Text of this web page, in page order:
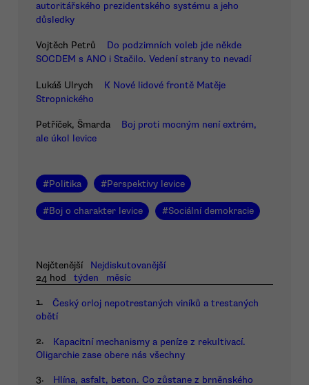
autoritářského prezidentského systému a jeho
důsledky
Vojtěch Petrů
Do podzimních voleb jde někde
SOCDEM s ANO i Stačilo. Vedení strany to nevadí
Lukáš Ulrych
K Nové lidové frontě Matěje
Stropnického
Petříček, Šmarda
Boj proti mocným není extrém,
ale úkol levice
#Politika #Perspektivy levice
#Boj o charakter levice #Sociální demokracie
Nejčtenější
Nejdiskutovanější
24 hod
týden měsíc
1.
Český orloj nepotrestaných viníků a trestaných
obětí
2.
Kapacitní mechanismy a peníze z rekultivací.
Oligarchie zase obere nás všechny
3. Hlína, asfalt, beton. Co zůstane z brněnského